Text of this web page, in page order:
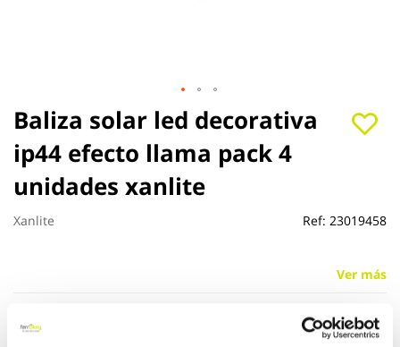
Baliza solar led decorativa
ip44 efecto llama pack 4
unidades xanlite
Xanlite Ref: 23019458
Ver más
20,00 €
Saltar
al
comienzo
de
la
galería
de